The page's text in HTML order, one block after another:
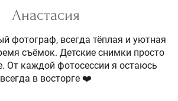
Анастасия
фотограф, всегда тёплая и уютная
съёмок. Детские снимки просто
От каждой фотосессии я остаюсь
всегда в восторге ❤️